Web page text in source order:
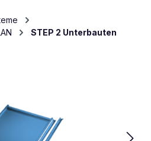
STEP 2 Unterbauten